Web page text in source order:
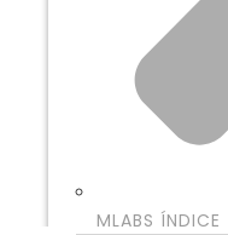
MLABS ÍNDICE